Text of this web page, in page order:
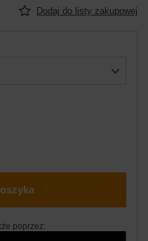
Dodaj do listy zakupowej
poprzez: